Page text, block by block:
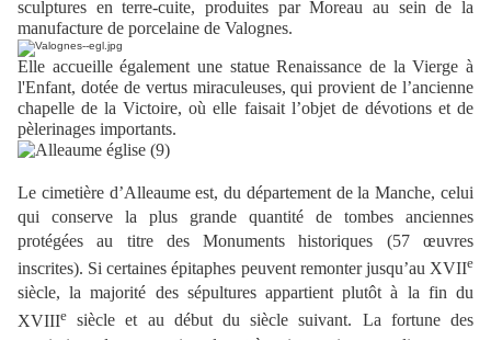
sculptures en terre-cuite, produites par Moreau au sein de la
manufacture de porcelaine de Valognes.
Elle accueille également une statue Renaissance de la Vierge à
l'Enfant, dotée de vertus miraculeuses, qui provient de l’ancienne
chapelle de la Victoire, où elle faisait l’objet de dévotions et de
pèlerinages importants.
Le cimetière d’Alleaume est, du département de la Manche, celui
qui conserve la plus grande quantité de tombes anciennes
protégées au titre des Monuments historiques (57 œuvres
inscrites). Si certaines épitaphes peuvent remonter jusqu’au XVIIe
siècle, la majorité des sépultures appartient plutôt à la fin du
XVIIIe
siècle et au début du siècle suivant. La fortune des